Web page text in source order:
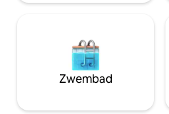
Zwembad